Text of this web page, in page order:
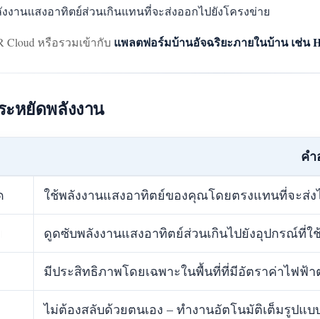
านแสงอาทิตย์ส่วนเกินแทนที่จะส่งออกไปยังโครงข่าย
หรือรวมเข้ากับ แพลตฟอร์มบ้านอัจฉริยะภายในบ้าน เช่น
หยัดพลังงาน
คำ
ใช้พลังงานแสงอาทิตย์ของคุณโดยตรงแทนที่จะส่ง
ดูดซับพลังงานแสงอาทิตย์ส่วนเกินไปยังอุปกรณ์ที่ใ
มีประสิทธิภาพโดยเฉพาะในพื้นที่ที่มีอัตราค่าไฟฟ้าต
ไม่ต้องสลับด้วยตนเอง – ทำงานอัตโนมัติเต็มรูปแ